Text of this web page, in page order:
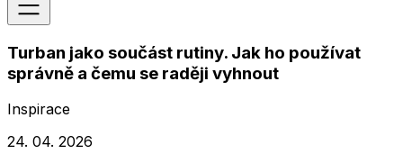
Turban jako součást rutiny. Jak ho používat
správně a čemu se raději vyhnout
Inspirace
24. 04. 2026